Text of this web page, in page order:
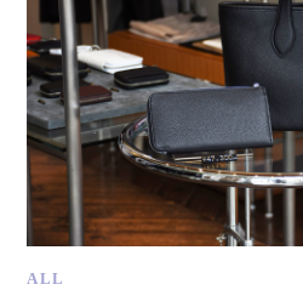
ALL